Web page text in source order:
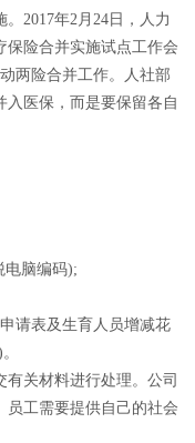
2017年2月24日，人力
保险合并实施试点工作会
两险合并工作。人社部
医保，而是要保留各自
电脑编码);
请表及生育人员增减花
关材料进行处理。公司
员工需要提供自己的社会